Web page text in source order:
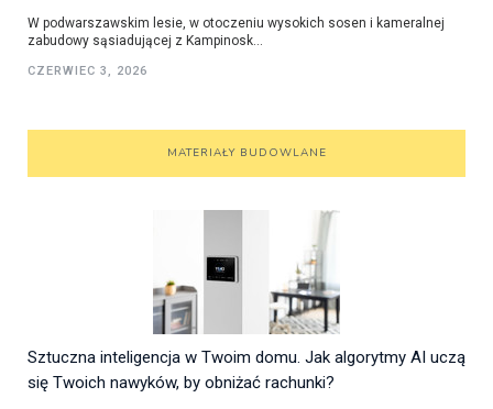
W podwarszawskim lesie, w otoczeniu wysokich sosen i kameralnej
zabudowy sąsiadującej z Kampinosk...
CZERWIEC 3, 2026
MATERIAŁY BUDOWLANE
Sztuczna inteligencja w Twoim domu. Jak algorytmy AI uczą
się Twoich nawyków, by obniżać rachunki?